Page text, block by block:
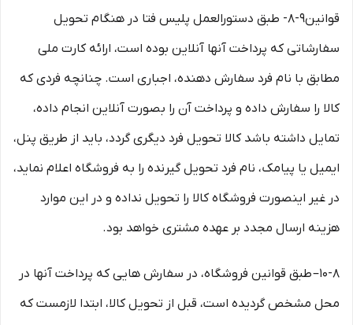
قوانین۹-۸- طبق دستورالعمل پلیس فتا در هنگام تحویل
سفارشاتی که پرداخت آنها آنلاین بوده است، ارائه کارت ملی
مطابق با نام فرد سفارش دهنده، اجباری است. چنانچه فردی که
کالا را سفارش داده و پرداخت آن را بصورت آنلاین انجام داده،
تمایل داشته باشد کالا تحویل فرد دیگری گردد، باید از طریق پنل،
ایمیل یا پیامک، نام فرد تحویل گیرنده را به فروشگاه اعلام نماید،
در غیر اینصورت فروشگاه کالا را تحویل نداده و در این موارد
هزینه ارسال مجدد بر عهده مشتری خواهد بود.
۱۰-۸– طبق قوانین فروشگاه، در سفارش هایی که پرداخت آنها در
محل مشخص گردیده است، قبل از تحویل کالا، ابتدا لازمست که